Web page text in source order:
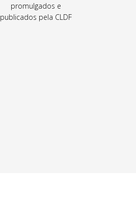
promulgados e
publicados pela CLDF